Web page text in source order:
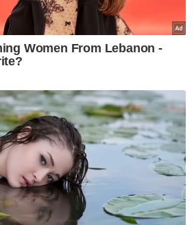
RM2,500 semasa majlis kahwin
rekod jenayah
suami isteri itu direman
Majistret Pasir
terbabit dalam kes
mengandungi wang tunai
perkahwinan di Kampung
1 Februari lalu.